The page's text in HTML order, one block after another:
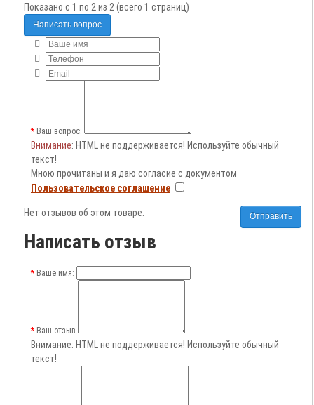
Показано с 1 по 2 из 2 (всего 1 страниц)
Написать вопрос
Ваш вопрос:
Внимание: HTML не поддерживается! Используйте обычный
текст!
Мною прочитаны и я даю согласие с документом
Пользовательское соглашение
Отправить
Нет отзывов об этом товаре.
Написать отзыв
Ваше имя:
Ваш отзыв
Внимание: HTML не поддерживается! Используйте обычный
текст!